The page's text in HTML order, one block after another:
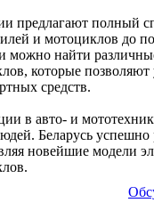
предлагают полный
и мотоциклов до
можно найти
которые
средств.
в авто- и
Беларусь
новейшие модели